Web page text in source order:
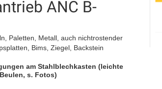
ANC B-
Paletten, Metall, auch nichtrostender
Bims, Ziegel, Backstein
am Stahlblechkasten (leichte
s. Fotos)